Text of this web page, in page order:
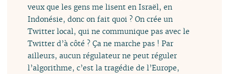
veux que les gens me lisent en Israël, en
Indonésie, donc on fait quoi ? On crée un
Twitter local, qui ne communique pas avec le
Twitter d’à côté ? Ça ne marche pas ! Par
ailleurs, aucun régulateur ne peut réguler
l’algorithme, c’est la tragédie de l’Europe,